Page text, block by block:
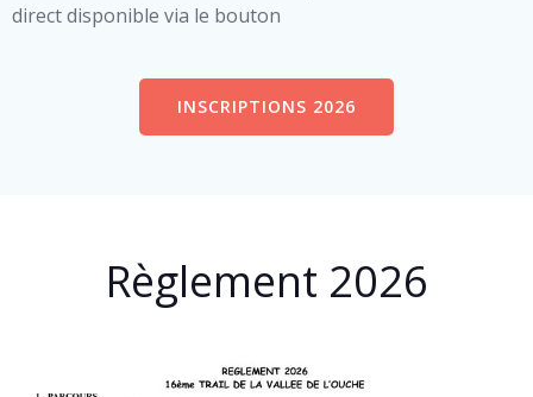
direct disponible via le bouton
INSCRIPTIONS 2026
Règlement 2026